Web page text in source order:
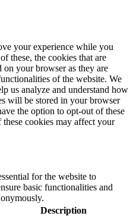
your experience while you
these, the cookies that are
on your browser as they are
of the website. We
us analyze and understand how
will be stored in your browser
the option to opt-out of these
cookies may affect your
for the website to
basic functionalities and
Description